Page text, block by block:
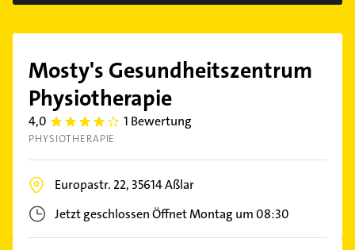
Mosty's Gesundheitszentrum
Physiotherapie
4,0 4.0 1 Bewertung
PHYSIOTHERAPIE
Europastr. 22, 35614Aßlar
Jetzt geschlossenÖffnet Montag um 08:30